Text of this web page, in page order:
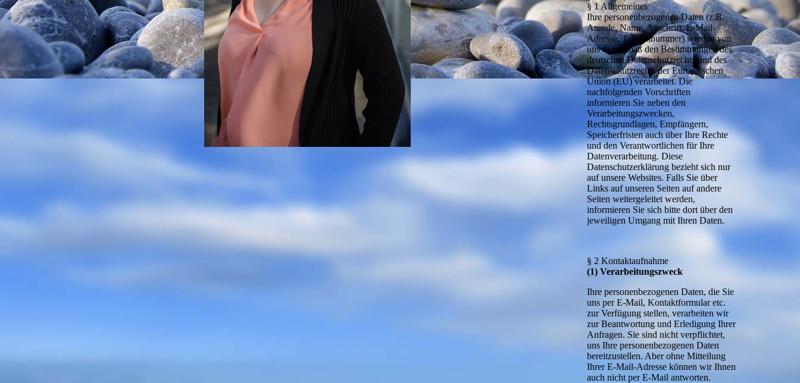
§ 1 Allgemeines
Ihre personenbezogenen Daten (z.B.
Anrede, Name, Anschrift, E-Mail-
Adresse, Telefonnummer) werden von
uns nur gemäß den Bestimmungen des
deutschen Datenschutzrechts und des
Datenschutzrechts der Europäischen
Union (EU) verarbeitet. Die
nachfolgenden Vorschriften
informieren Sie neben den
Verarbeitungszwecken,
Rechtsgrundlagen, Empfängern,
Speicherfristen auch über Ihre Rechte
und den Verantwortlichen für Ihre
Datenverarbeitung. Diese
Datenschutzerklärung bezieht sich nur
auf unsere Websites. Falls Sie über
Links auf unseren Seiten auf andere
Seiten weitergeleitet werden,
informieren Sie sich bitte dort über den
jeweiligen Umgang mit Ihren Daten.
§ 2 Kontaktaufnahme
(1) Verarbeitungszweck
Ihre personenbezogenen Daten, die Sie
uns per E-Mail, Kontaktformular etc.
zur Verfügung stellen, verarbeiten wir
zur Beantwortung und Erledigung Ihrer
Anfragen. Sie sind nicht verpflichtet,
uns Ihre personenbezogenen Daten
bereitzustellen. Aber ohne Mitteilung
Ihrer E-Mail-Adresse können wir Ihnen
auch nicht per E-Mail antworten.